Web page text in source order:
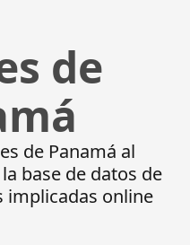
de
de Panamá al
base de datos de
implicadas online